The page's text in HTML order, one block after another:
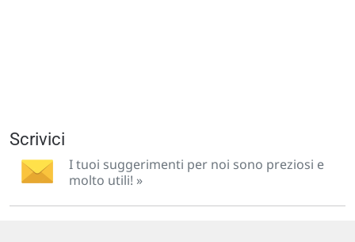
Scrivici
I tuoi suggerimenti per noi sono preziosi e
molto utili! »